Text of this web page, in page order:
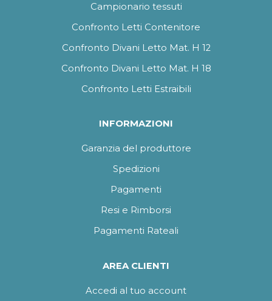
Campionario tessuti
Confronto Letti Contenitore
Confronto Divani Letto Mat. H 12
Confronto Divani Letto Mat. H 18
Confronto Letti Estraibili
INFORMAZIONI
Garanzia del produttore
Spedizioni
Pagamenti
Resi e Rimborsi
Pagamenti Rateali
AREA CLIENTI
Accedi al tuo account